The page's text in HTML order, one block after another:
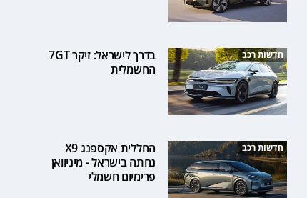
חדשות רכב
בדרך לישראל: זיקר 7GT
החשמלית
חדשות רכב
החללית אקספנג X9
נחתה בישראל - מיניוואן
פרימיום חשמלי